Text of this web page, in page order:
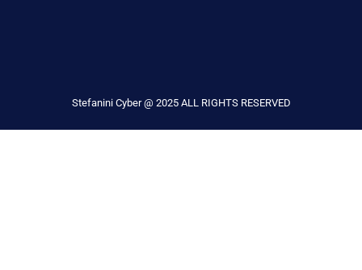
Stefanini Cyber @ 2025 ALL RIGHTS RESERVED